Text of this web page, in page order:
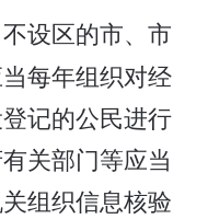
设区的市、市
每年组织对经
记的公民进行
关部门等应当
组织信息核验